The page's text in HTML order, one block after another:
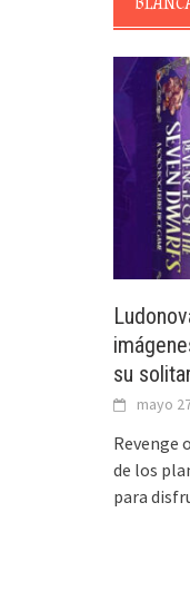
su
mayo
Revenge
de los
para